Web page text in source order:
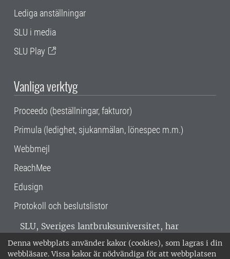
Denna webbplats använder kakor (cookies), som lagras i din
webbläsare. Vissa kakor är nödvändiga för att webbplatsen
Lediga anställningar
SLU i media
SLU Play
Vanliga verktyg
Proceedo (beställningar, fakturor)
Primula (ledighet, sjukanmälan, lönespec m.m.)
Webbmejl
ReachMee
Edusign
Protokoll och beslutslistor
SLU, Sveriges lantbruksuniversitet, har
verksamhet över hela Sverige. Huvudorter är
Alnarp, Uppsala och Umeå.SLU är